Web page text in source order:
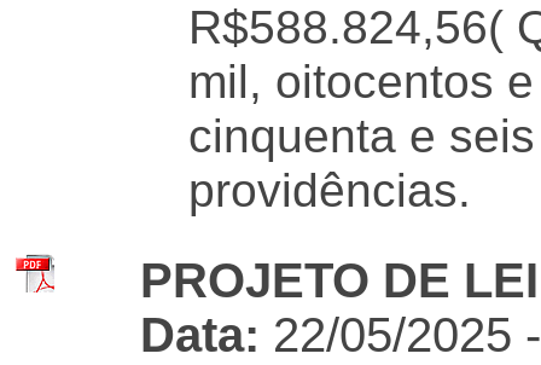
R$588.824,56(
mil, oitocentos
cinquenta e
providências.
PROJETO DE
Data: 22/05/2025